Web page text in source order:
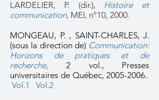
LARDELIER, P. (dir.), Histoire et
communication, MEI, n°10, 2000.
MONGEAU, P. , SAINT-CHARLES, J.
(sous la direction de) Communication:
Horizons de pratiques et de
recherche, 2 vol., Presses
universitaires de Québec, 2005-2006.
Vol.1 Vol.2